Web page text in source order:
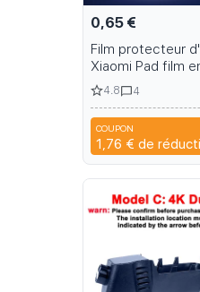
0,65 €
Film protecteur
Xiaomi Pad film
trempé Xiaomi Mi
Tablet protecteur
Pad Protector
4.8 4
COUPON
1,76 € de